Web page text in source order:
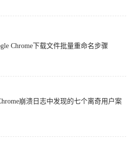
Chrome下载文件批量重命名步骤
崩溃日志中发现的七个离奇用户案